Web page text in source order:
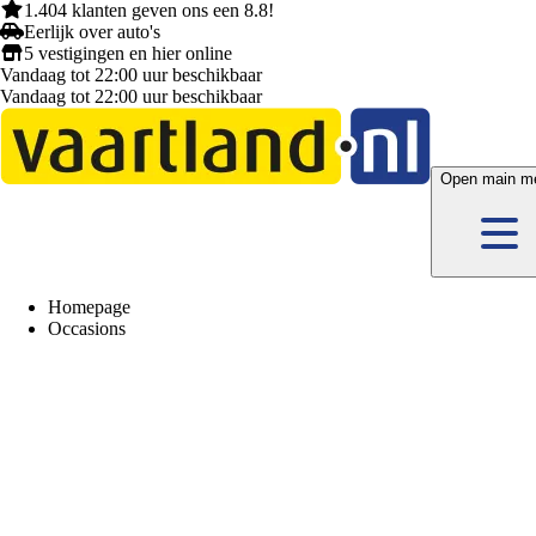
1.404 klanten geven ons een 8.8!
Eerlijk over auto's
5 vestigingen en hieronline
Vandaag tot 22:00 uur beschikbaar
Vandaag tot 22:00 uur beschikbaar
Open main
Homepage
Occasions